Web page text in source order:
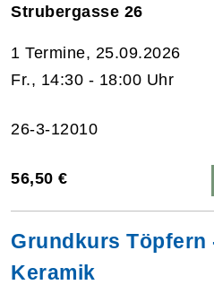
Strubergasse 26
1 Termine, 25.09.2026
Fr., 14:30 - 18:00 Uhr
26-3-12010
56,50 €
Grundkurs Töpfern
Keramik